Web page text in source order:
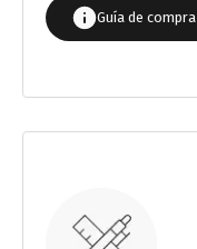
Guía de compra